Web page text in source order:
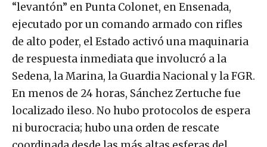
“levantón” en Punta Colonet, en Ensenada,
ejecutado por un comando armado con rifles
de alto poder, el Estado activó una maquinaria
de respuesta inmediata que involucró a la
Sedena, la Marina, la Guardia Nacional y la FGR.
En menos de 24 horas, Sánchez Zertuche fue
localizado ileso. No hubo protocolos de espera
ni burocracia; hubo una orden de rescate